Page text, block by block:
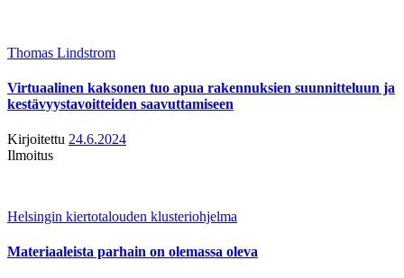
Thomas Lindstrom
Virtuaalinen kaksonen tuo apua rakennuksien suunnitteluun ja
kestävyystavoitteiden saavuttamiseen
Kirjoitettu 24.6.2024
Ilmoitus
Helsingin kiertotalouden klusteriohjelma
Materiaaleista parhain on olemassa oleva